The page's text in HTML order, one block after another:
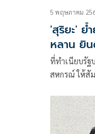
5 พฤษภาคม
'สุริยะ' ย้
หลาน ยิ
ที่ทำเนียบรัฐ
สหกรณ์ ให้สั